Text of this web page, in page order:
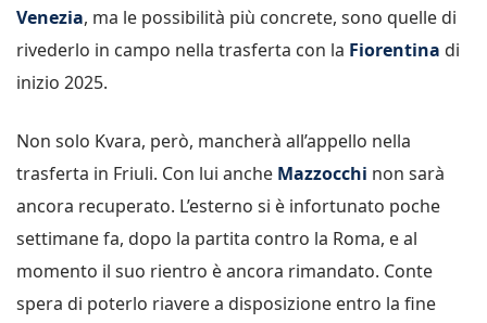
Venezia, ma le possibilità più concrete, sono quelle di
rivederlo in campo nella trasferta con la Fiorentina di
inizio 2025.
Non solo Kvara, però, mancherà all’appello nella
trasferta in Friuli. Con lui anche Mazzocchi non sarà
ancora recuperato. L’esterno si è infortunato poche
settimane fa, dopo la partita contro la Roma, e al
momento il suo rientro è ancora rimandato. Conte
spera di poterlo riavere a disposizione entro la fine